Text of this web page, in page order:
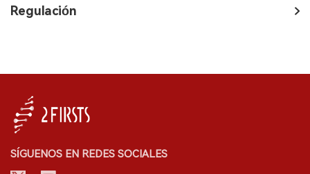
Regulación
SÍGUENOS EN REDES SOCIALES